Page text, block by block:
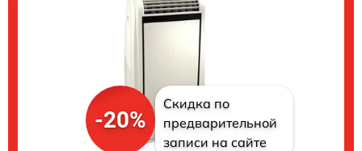
-20%
Скидка по
предварительной
записи на сайте